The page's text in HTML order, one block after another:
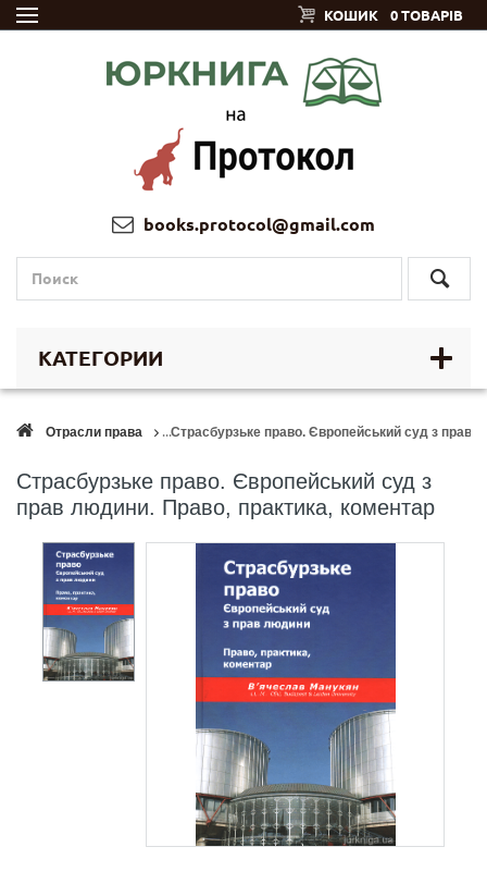
КОШИК 0 ТОВАРІВ
books.protocol@gmail.com
КАТЕГОРИИ
Отрасли права Страсбурзьке право. Європейський суд з прав
Страсбурзьке право. Європейський суд з
прав людини. Право, практика, коментар